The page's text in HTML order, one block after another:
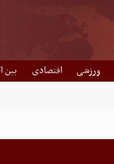
ورزشی اقتصادی بین